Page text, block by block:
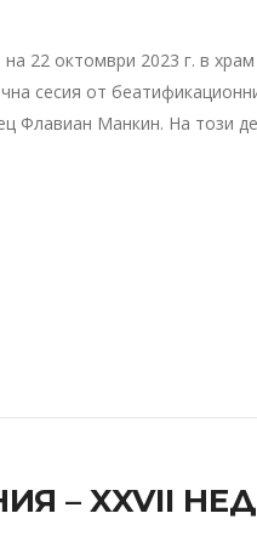
октомври 2023 г. в храм
сесия от
Флавиан Манкин. На този
– XXVII